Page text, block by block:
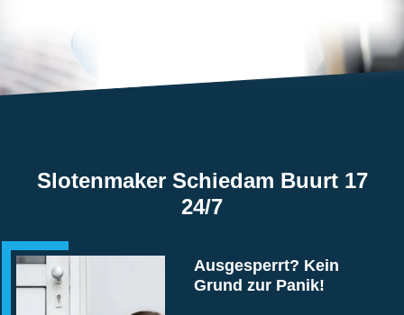
Slotenmaker Schiedam Buurt 17
24/7
Ausgesperrt? Kein
Grund zur Panik!